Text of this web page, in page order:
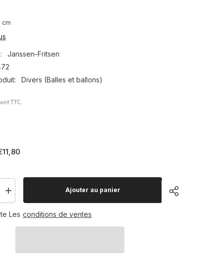
cm
Janssen-Fritsen
Divers (Balles et ballons)
TTC.
Augmenter
la
quantité
pour
Ballon
Ajouter au panier
Les conditions de ventes